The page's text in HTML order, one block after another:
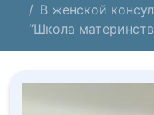
В женской
“Школа